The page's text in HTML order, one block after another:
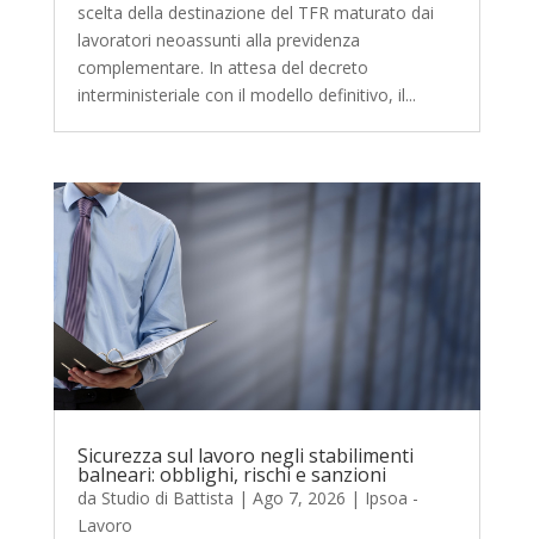
scelta della destinazione del TFR maturato dai
lavoratori neoassunti alla previdenza
complementare. In attesa del decreto
interministeriale con il modello definitivo, il...
Sicurezza sul lavoro negli stabilimenti
balneari: obblighi, rischi e sanzioni
da Studio di Battista | Ago 7, 2026 | Ipsoa -
Lavoro